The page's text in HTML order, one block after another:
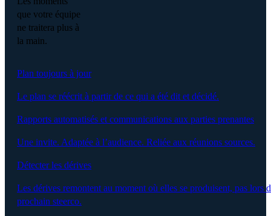
que votre équipe
ne traitera plus à
la main.
Plan toujours à jour
Le plan se réécrit à partir de ce qui a été dit et décidé.
Rapports automatisés et communications aux parties prenantes
Une invite. Adaptée à l’audience. Reliée aux réunions sources.
Détecter les dérives
Les dérives remontent au moment où elles se produisent, pas lors
prochain steerco.